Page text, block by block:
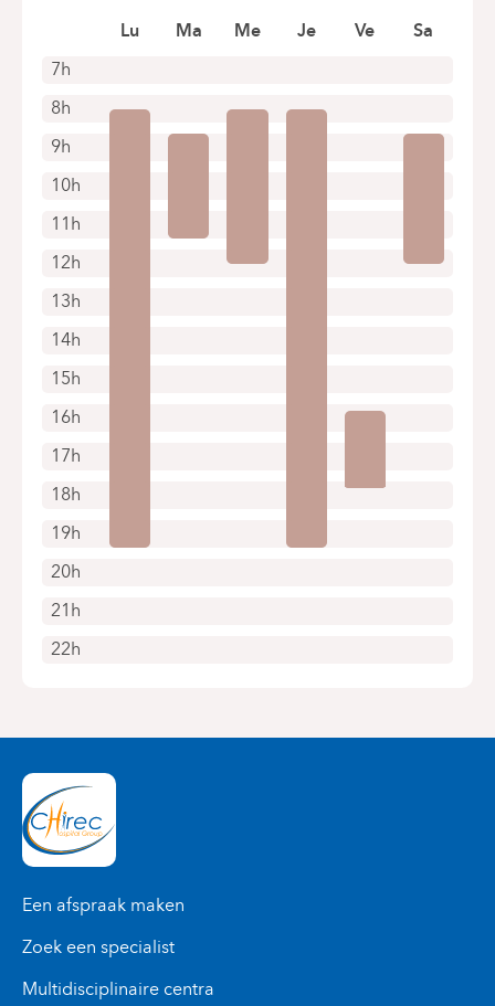
7h
8h
9h
10h
11h
12h
13h
14h
15h
16h
17h
18h
19h
20h
21h
22h
Lu Ma Me Je Ve Sa
Een afspraak maken
Zoek een specialist
Multidisciplinaire centra